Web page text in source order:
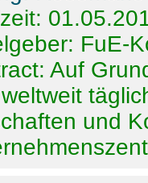
FuE-
Auf
und